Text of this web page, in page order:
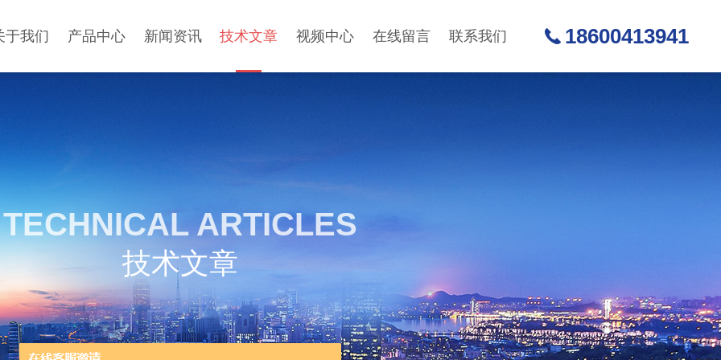
于我们 产品中心 新闻资讯 技术文章 视频中心 在线留言 联系我们 18600413941
TECHNICAL ARTICLES
技术文章